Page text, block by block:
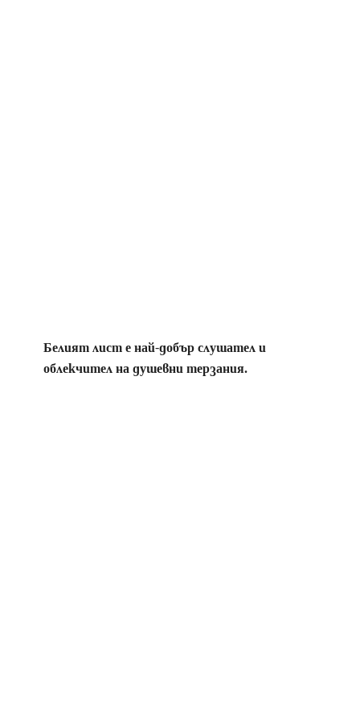
Белият лист е най-добър слушател и
облекчител на душевни терзания.